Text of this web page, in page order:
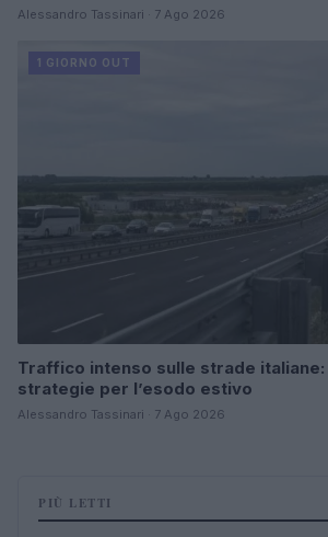
Alessandro Tassinari · 7 Ago 2026
1 GIORNO OUT
Traffico intenso sulle strade
strategie per l’esodo estivo
Alessandro Tassinari · 7 Ago 2026
PIÙ LETTI